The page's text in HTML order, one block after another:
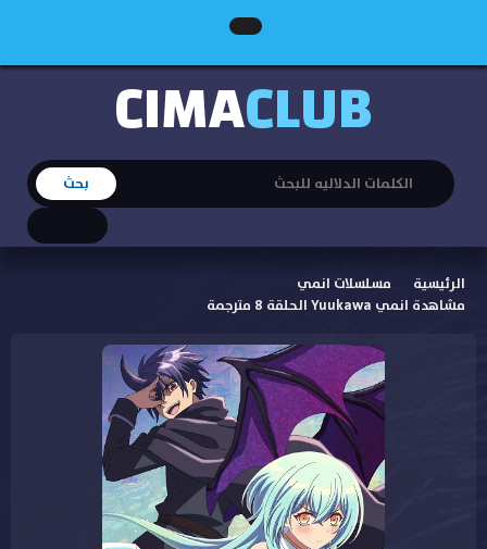
CIMACLUB
الرئيسية
مسلسلات انمي
مشاهدة انمي Yuukawa الحلقة 8 مترجمة